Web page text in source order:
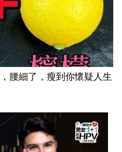
腰細了，瘦到你懷疑人生